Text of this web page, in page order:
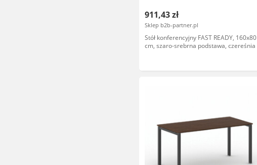
911,43 zł
Sklep b2b-partner.pl
Stół konferencyjny FAST READY, 160x80
cm, szaro-srebrna podstawa, czereśnia